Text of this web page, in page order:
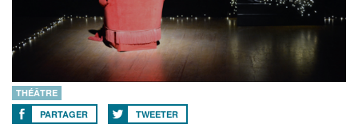
THÉÂTRE
PARTAGER
TWEETER